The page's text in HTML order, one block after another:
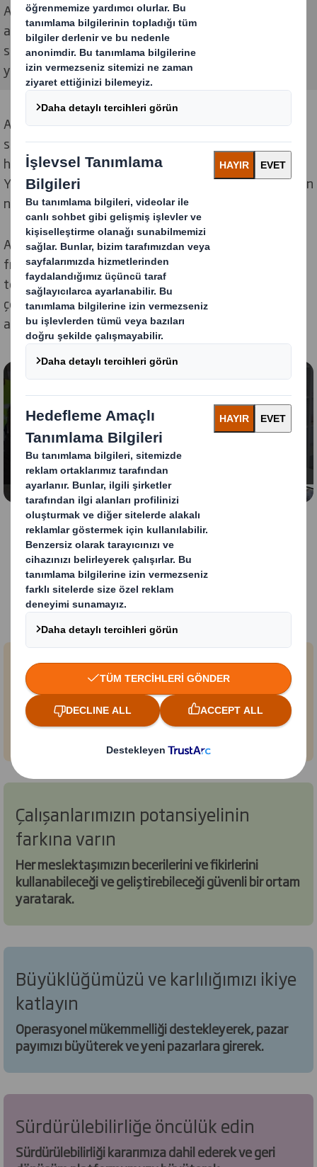
Amacımız, müşterilerimizin değişen alışveriş
alışkanlıklarına toplumumuzun ihtiyaç duyduğu
sürdürülebilir ambalaj çözümleriyle yanıt vermesine
yardımcı olmaktır.
Ambalaj için yeni bir yaklaşıma ihtiyaç var. Ve
sektörümüzde güçlü bir liderliğe ihtiyaç var. Bizi
harekete geçiren ve Değişen Dünya için Ambalajı
Yeniden Tanımlamak gibi ortak bir amacımızın olmasının
nedeni budur.
Ambalajın değişen dünyada güçlü bir rol oynama
fırsatını gördüğümüz için farklıyız. Amacımız,
toplumumuzun ihtiyaç duyduğu sürdürülebilir ambalaj
çözümleri ile müşterilerimizin değişen alışveriş
alışkanlıklarına cevap vermelerine yardımcı olmaktır.
İçerik Engellendi
Bu videoyu görüntülemek için 'işlevsel' çerezleri
etkinleştirmeniz gerekir
Ayarlarımı Değiştir
Amacımız, dört stratejik
hedefimizi yönlendiriyor
Müşterilerimizi memnun edin
Satışlarını artırırken, maliyetlerini düşürürken ve
risklerini yönetirken onlara olağanüstü sonuçlar
sağlamak.
Çalışanlarımızın potansiyelinin
farkına varın
Her meslektaşımızın becerilerini ve fikirlerini
kullanabileceği ve geliştirebileceği güvenli bir ortam
yaratarak.
Büyüklüğümüzü ve karlılığımızı ikiye
katlayın
Operasyonel mükemmelliği destekleyerek, pazar
payımızı büyüterek ve yeni pazarlara girerek.
Sürdürülebilirliğe öncülük edin
Sürdürülebilirliği kararımıza dahil ederek ve geri